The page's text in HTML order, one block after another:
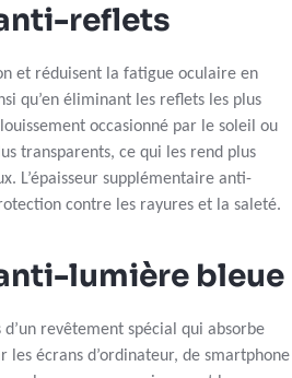
reflets
et réduisent la fatigue oculaire en
qu’en éliminant les reflets les plus
occasionné par le soleil ou
transparents, ce qui les rend plus
L’épaisseur supplémentaire anti-
contre les rayures et la saleté.
lumière bleue
revêtement spécial qui absorbe
écrans d’ordinateur, de smartphone